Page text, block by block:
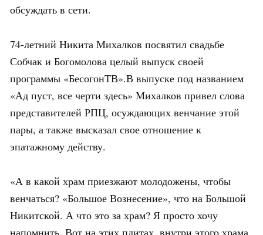
обсуждать в сети.
74-летний Никита Михалков посвятил свадьбе
Собчак и Богомолова целый выпуск своей
программы «БесогонТВ».В выпуске под названием
«Ад пуст, все черти здесь» Михалков привел слова
представителей РПЦ, осуждающих венчание этой
пары, а также высказал свое отношение к
эпатажному действу.
«А в какой храм приезжают молодожены, чтобы
венчаться? «Большое Вознесение», что на Большой
Никитской. А что это за храм? Я просто хочу
напомнить. Вот на этих плитах, внутри этого храма,